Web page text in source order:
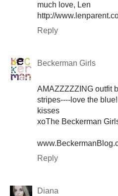
much love, Len
http://
Reply
Beckerman Girls
AMAZZZZZING outfit
stripes----love the
kisses
xoThe Beckerman
Reply
Diana